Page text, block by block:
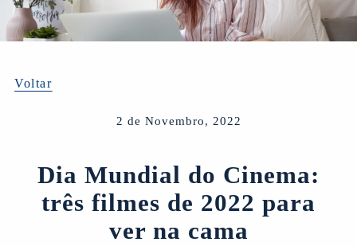
Voltar
2 de Novembro, 2022
Dia Mundial do Cinema:
três filmes de 2022 para
ver na cama